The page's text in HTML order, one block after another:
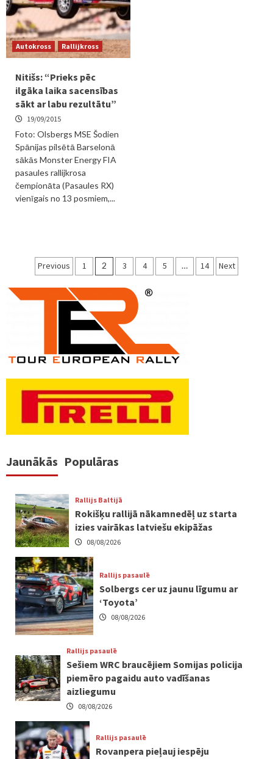
Autokross Rallijkross
Nitišs: “Prieks pēc
ilgāka laika sacensības
sākt ar labu rezultātu”
19/09/2015
Foto: Olsbergs MSE Šodien
Spānijas pilsētā Barselonā
sākās Monster Energy FIA
pasaules rallijkrosa
čempionāta (Pasaules RX)
vienīgais no 13 posmiem,...
Ziņu
numerācija
pēc
lappusēm
Previous 1 2 3 4 5 … 14 Next
Jaunākās Populāras
Rallijs Baltijā
Rokišķu rallijā nākamnedēļ uz starta
izies vairākas latviešu ekipāžas
08/08/2026
Rallijs pasaulē
Solbergs cer uz jaunu līgumu ar
‘Toyota’
08/08/2026
Rallijs pasaulē
Sešiem WRC braucējiem Somijas policija
piemēro pagaidu auto vadīšanas
aizliegumu
08/08/2026
Rallijs pasaulē
Rovanpera pieļauj iespēju